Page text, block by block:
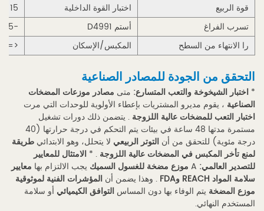
قوة الربيع اختبار القوة الداخلية
15 ن - 25 ن
تسرب الفراغ
أستم D4991
-0.05 ميجا باسكال (5 دقائق)
را الانتهاء من السطح
المكبس/الإسكان <= 0.4 ميكرون
التحقق من الجودة للمصادر الصناعية
* اختبار الشيخوخة والتعب المتسارع: متى مصادر موزعات المضخات
الصناعية ، يقوم مديرو المشتريات بإعطاء الأولوية للوحدات التي مرت
اختبار التعب للمضخات عالية اللزوجة . يتضمن ذلك دورات تشغيل
مستمرة مدتها 48 ساعة في بيئات يتم التحكم في درجة حرارتها (40
درجة مئوية) للتحقق من أن التوتر الربيعي لا يتحلل، وهو الابتدائي طريقة
لمنع تأخر المكبس في المضخات عالية اللزوجة . * الامتثال للمعايير
للتصدير العالمي: A موزع مضخة للغسول السميك يجب الالتزام بها معايير
سلامة المواد REACH وFDA
. وهذا يضمن أن المؤشرات الفنية لموثوقية
موزع المضخة يتم الوفاء بها دون المساس التوافق الكيميائي أو سلامة
المستخدم النهائي.